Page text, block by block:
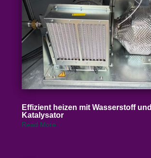
Effizient heizen mit Wasser­stoff und
Katalysator
Read More